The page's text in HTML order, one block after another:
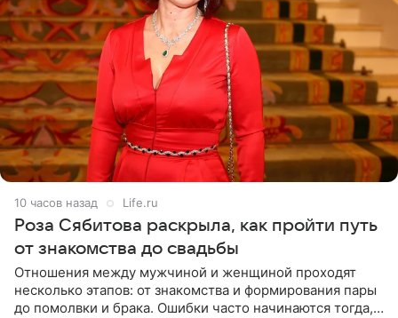
10 часов назад Life.ru
Роза Сябитова раскрыла, как пройти путь
от знакомства до свадьбы
Отношения между мужчиной и женщиной проходят
несколько этапов: от знакомства и формирования пары
до помолвки и брака. Ошибки часто начинаются тогда,